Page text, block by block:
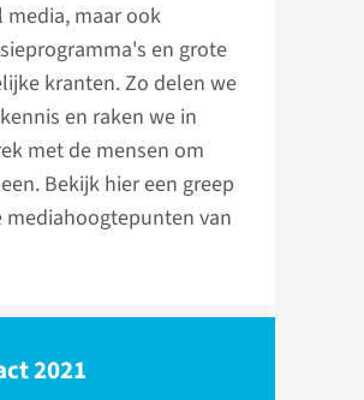
media, maar ook
en grote
kranten. Zo delen we
en raken we in
met de mensen om
Bekijk hier een greep
mediahoogtepunten van
2021